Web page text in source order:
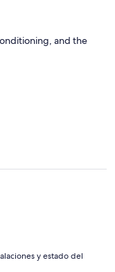
and the
y estado del